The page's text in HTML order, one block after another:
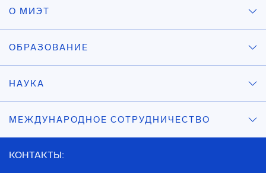
О МИЭТ
ОБРАЗОВАНИЕ
НАУКА
МЕЖДУНАРОДНОЕ СОТРУДНИЧЕСТВО
КОНТАКТЫ: